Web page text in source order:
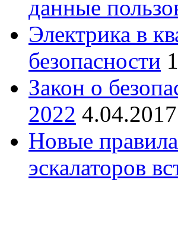
данные
Электрика в
безопасности
Закон о
2022 4.04.2017
Новые
эскалаторов